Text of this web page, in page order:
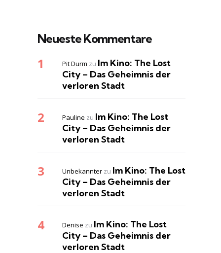
Neueste Kommentare
Pit Durm zu Im Kino: The Lost
City – Das Geheimnis der
verloren Stadt
Pauline zu Im Kino: The Lost
City – Das Geheimnis der
verloren Stadt
Unbekannter zu Im Kino: The Lost
City – Das Geheimnis der
verloren Stadt
Denise zu Im Kino: The Lost
City – Das Geheimnis der
verloren Stadt